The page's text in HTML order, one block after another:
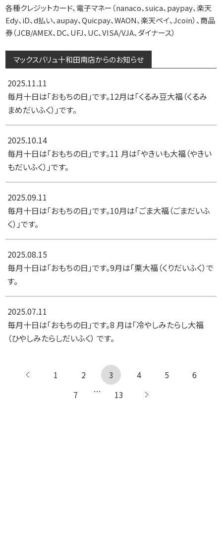
各種クレジットカード、電子マネー（nanaco、suica、paypay、楽天
Edy、iD、d払い、aupay、Quicpay、WAON、楽天ペイ、Jcoin）、商品
券（JCB/AMEX、DC、UFJ、UC、VISA/VJA、ダイナース）
マックスバリュ十和田南店からのお知らせ
2025.11.11
毎月十日は「おもちの日」です。12月は「くるみ豆大福（くるみ
まめだいふく）」です。
2025.10.14
毎月十日は「おもちの日」です。11 月は「やきいも大福（やきい
もだいふく）」です。
2025.09.11
毎月十日は「おもちの日」です。10月は「ごま大福（ごまだいふ
く）」です。
2025.08.15
毎月十日は「おもちの日」です。9月は「栗大福（くりだいふく）で
す。
2025.07.11
毎月十日は「おもちの日」です。8 月は「冷やしみたらし大福
（ひやしみたらしだいふく） です。
← 前へ
1 2 3 4 5
6
7
… 13